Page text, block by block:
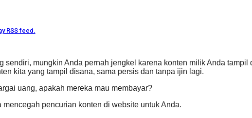
RSS feed.
mungkin Anda pernah jengkel karena konten milik Anda tampil
kita yang tampil disana, sama persis dan tanpa ijin lagi.
uang, apakah mereka mau membayar?
pencurian konten di website untuk Anda.